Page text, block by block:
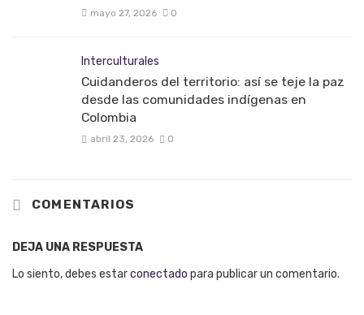
mayo 27, 2026 0
Interculturales
Cuidanderos del territorio: así se teje la paz
desde las comunidades indígenas en
Colombia
abril 23, 2026 0
COMENTARIOS
DEJA UNA RESPUESTA
Lo siento, debes estarconectado para publicar un comentario.